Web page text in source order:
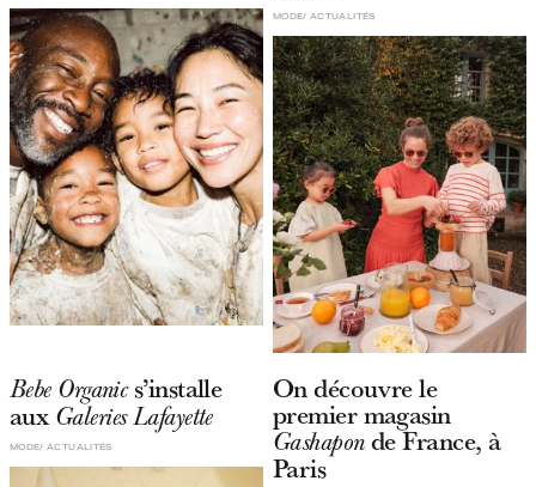
ACTUALITÉS
MODE
Bebe Organics’installe
aux Galeries Lafayette
ACTUALITÉS
MODE
On découvre le
premier magasin
Gashaponde France, à
Paris